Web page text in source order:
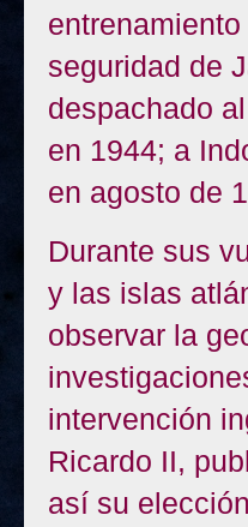
seguridad de
despachado
en 1944; a
en agosto de
Durante sus
y las islas
observar la
intervención
Ricardo II,
así su